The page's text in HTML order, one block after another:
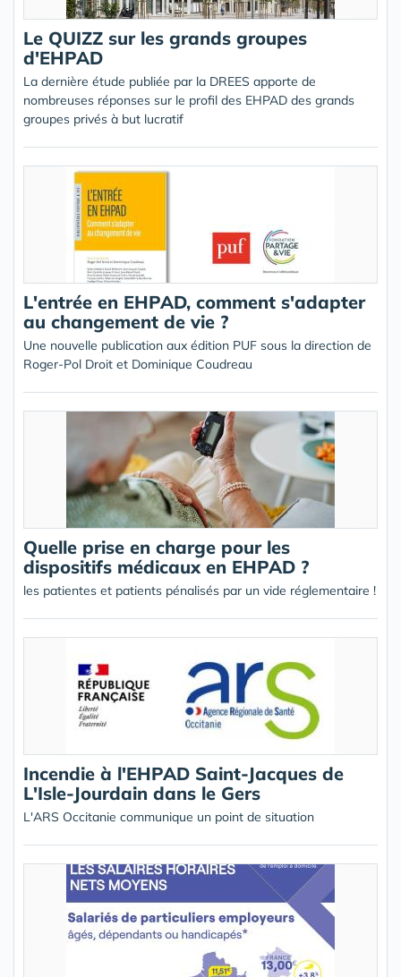
Le QUIZZ sur les grands groupes
d'EHPAD
La dernière étude publiée par la DREES apporte de
nombreuses réponses sur le profil des EHPAD des grands
groupes privés à but lucratif
L'entrée en EHPAD, comment s'adapter
au changement de vie ?
Une nouvelle publication aux édition PUF sous la direction de
Roger-Pol Droit et Dominique Coudreau
Quelle prise en charge pour les
dispositifs médicaux en EHPAD ?
les patientes et patients pénalisés par un vide réglementaire !
Incendie à l'EHPAD Saint-Jacques de
L'Isle-Jourdain dans le Gers
L'ARS Occitanie communique un point de situation